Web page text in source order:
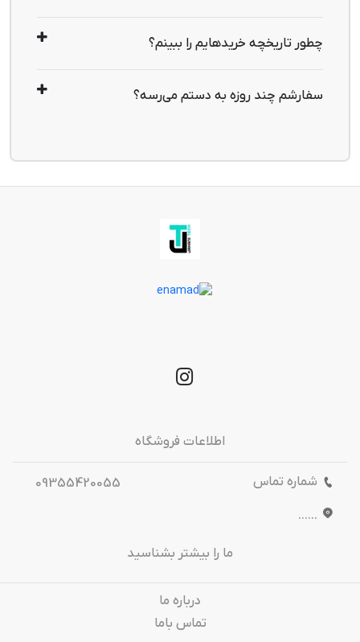
یا لغو وجود ندارد.
روی گزینه "ورود / ثبت نام" کلیک کنید. با وارد کردن
خود را کامل کنید تا تجربه خرید بهتری داشته باشید 👌
چطور تاریخچه خریدهایم را ببینم؟
پس از ورود به حساب کاربری، وارد بخش "سفارشات من"
وضعیت آن‌ها را مشاهده کنید.
سفارشم چند روزه به دستم می‌رسه؟
خواهد شد 📦
اطلاعات فروشگاه
شماره تماس
09355420055
......
ما را بیشتر بشناسید
درباره‌ ما
تماس باما